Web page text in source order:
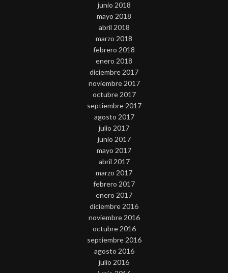
junio 2018
mayo 2018
abril 2018
marzo 2018
febrero 2018
enero 2018
diciembre 2017
noviembre 2017
octubre 2017
septiembre 2017
agosto 2017
julio 2017
junio 2017
mayo 2017
abril 2017
marzo 2017
febrero 2017
enero 2017
diciembre 2016
noviembre 2016
octubre 2016
septiembre 2016
agosto 2016
julio 2016